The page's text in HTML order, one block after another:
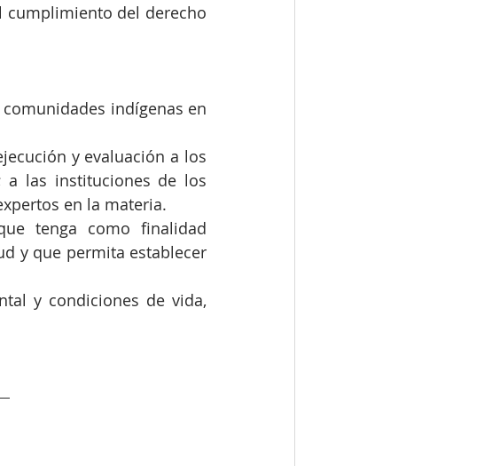
cumplimiento del derecho
indígenas en
y evaluación a los
a las instituciones de los
en la materia.
tenga como finalidad
y que permita establecer
y condiciones de vida,